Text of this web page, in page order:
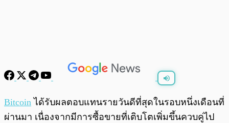
พร้อมเล่น / 0:00
Bitcoin ได้รับผลตอบแทนรายวันดีที่สุดในรอบหนึ่งเดือนที่
ผ่านมา เนื่องจากมีการซื้อขายที่เติบโตเพิ่มขึ้นควบคู่ไป